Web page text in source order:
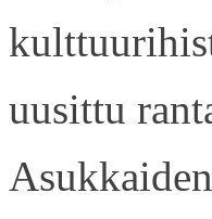
uusittu